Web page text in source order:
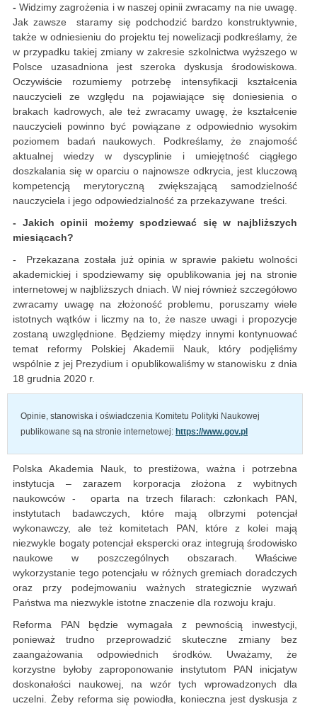
-Widzimy zagrożenia i w naszej opinii zwracamy na nie uwagę.
Jak zawsze staramy się podchodzić bardzo konstruktywnie,
także w odniesieniu do projektu tej nowelizacji podkreślamy, że
w przypadku takiej zmiany w zakresie szkolnictwa wyższego w
Polsce uzasadniona jest szeroka dyskusja środowiskowa.
Oczywiście rozumiemy potrzebę intensyfikacji kształcenia
nauczycieli ze względu na pojawiające się doniesienia o
brakach kadrowych, ale też zwracamy uwagę, że kształcenie
nauczycieli powinno być powiązane z odpowiednio wysokim
poziomem badań naukowych. Podkreślamy, że znajomość
aktualnej wiedzy w dyscyplinie i umiejętność ciągłego
doszkalania się w oparciu o najnowsze odkrycia, jest kluczową
kompetencją merytoryczną zwiększającą samodzielność
nauczyciela i jego odpowiedzialność za przekazywane treści.
- Jakich opinii możemy spodziewać się w najbliższych
miesiącach?
- Przekazana została już opinia w sprawie pakietu wolności
akademickiej i spodziewamy się opublikowania jej na stronie
internetowej w najbliższych dniach. W niej również szczegółowo
zwracamy uwagę na złożoność problemu, poruszamy wiele
istotnych wątków i liczmy na to, że nasze uwagi i propozycje
zostaną uwzględnione. Będziemy między innymi kontynuować
temat reformy Polskiej Akademii Nauk, który podjęliśmy
wspólnie z jej Prezydium i opublikowaliśmy w stanowisku z dnia
18 grudnia 2020 r.
Opinie, stanowiska i oświadczenia Komitetu Polityki Naukowej
publikowane są na stronie internetowej: https://www.gov.pl
Polska Akademia Nauk, to prestiżowa, ważna i potrzebna
instytucja – zarazem korporacja złożona z wybitnych
naukowców - oparta na trzech filarach: członkach PAN,
instytutach badawczych, które mają olbrzymi potencjał
wykonawczy, ale też komitetach PAN, które z kolei mają
niezwykle bogaty potencjał ekspercki oraz integrują środowisko
naukowe w poszczególnych obszarach. Właściwe
wykorzystanie tego potencjału w różnych gremiach doradczych
oraz przy podejmowaniu ważnych strategicznie wyzwań
Państwa ma niezwykle istotne znaczenie dla rozwoju kraju.
Reforma PAN będzie wymagała z pewnością inwestycji,
ponieważ trudno przeprowadzić skuteczne zmiany bez
zaangażowania odpowiednich środków. Uważamy, że
korzystne byłoby zaproponowanie instytutom PAN inicjatyw
doskonałości naukowej, na wzór tych wprowadzonych dla
uczelni. Żeby reforma się powiodła, konieczna jest dyskusja z